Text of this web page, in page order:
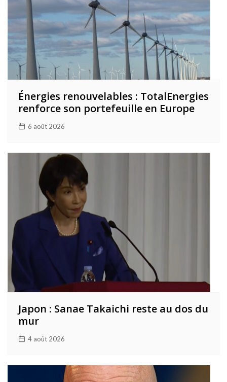
Énergies renouvelables : TotalEnergies
renforce son portefeuille en Europe
6 août 2026
Japon : Sanae Takaichi reste au dos du
mur
4 août 2026